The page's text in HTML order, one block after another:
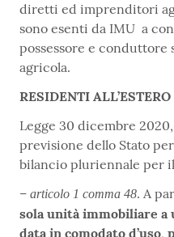
diretti ed imprenditori
sono esenti da IMU a
possessore e
agricola.
RESIDENTI ALL’ESTERO
Legge 30 dicembre
previsione dello Stato
bilancio pluriennale per
– articolo 1 comma 48. A
sola unità immobiliare a
data in comodato d’uso,